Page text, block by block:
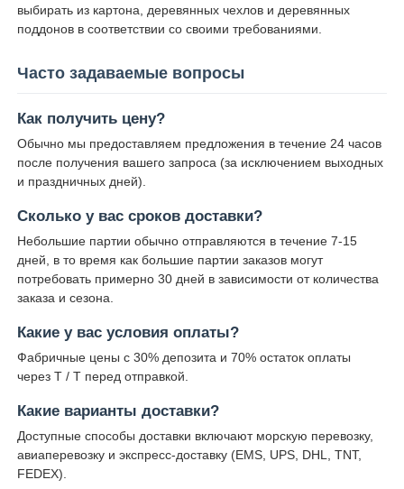
выбирать из картона, деревянных чехлов и деревянных
поддонов в соответствии со своими требованиями.
Часто задаваемые вопросы
Как получить цену?
Обычно мы предоставляем предложения в течение 24 часов
после получения вашего запроса (за исключением выходных
и праздничных дней).
Сколько у вас сроков доставки?
Небольшие партии обычно отправляются в течение 7-15
дней, в то время как большие партии заказов могут
потребовать примерно 30 дней в зависимости от количества
заказа и сезона.
Какие у вас условия оплаты?
Фабричные цены с 30% депозита и 70% остаток оплаты
через T / T перед отправкой.
Какие варианты доставки?
Доступные способы доставки включают морскую перевозку,
авиаперевозку и экспресс-доставку (EMS, UPS, DHL, TNT,
FEDEX).